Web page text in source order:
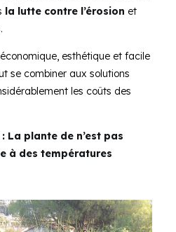
la lutte contre l’érosion et
esthétique et facile
se combiner aux solutions
les coûts des
La plante de n’est pas
à des températures